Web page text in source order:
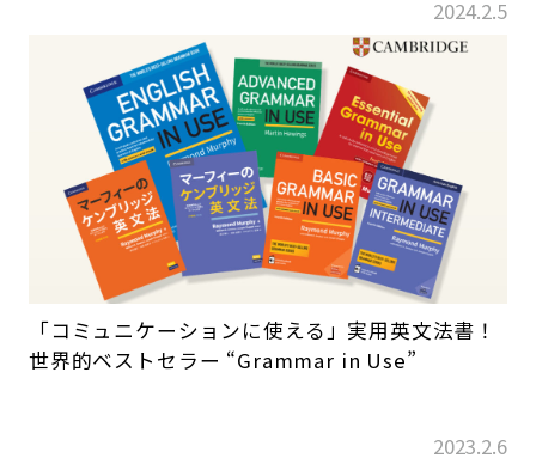
2024.2.5
「コミュニケーションに使える」実用英文法書！
世界的ベストセラー “Grammar in Use”
2023.2.6